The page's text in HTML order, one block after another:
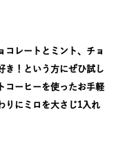
コレートとミント、チョ
き！という方にぜひ試し
コーヒーを使ったお手軽
りにミロを大さじ1入れ